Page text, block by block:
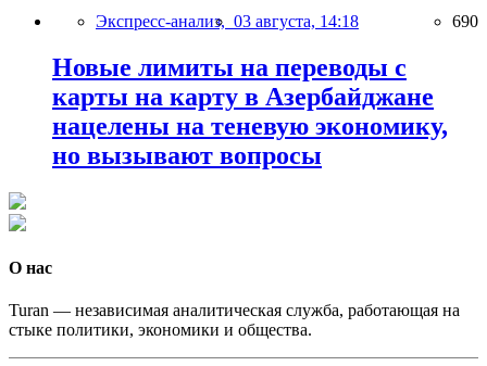
Экспресс-анализ, 03 августа, 14:18 690
Новые лимиты на переводы с
карты на карту в Азербайджане
нацелены на теневую экономику,
но вызывают вопросы
О нас
Turan — независимая аналитическая служба, работающая на
стыке политики, экономики и общества.